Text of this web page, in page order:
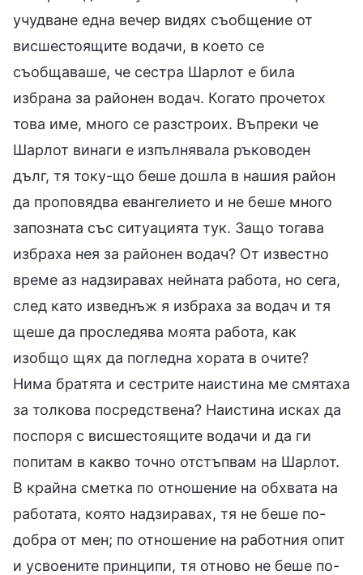
учудване една вечер видях съобщение от
висшестоящите водачи, в което се
съобщаваше, че сестра Шарлот е била
избрана за районен водач. Когато прочетох
това име, много се разстроих. Въпреки че
Шарлот винаги е изпълнявала ръководен
дълг, тя току-що беше дошла в нашия район
да проповядва евангелието и не беше много
запозната със ситуацията тук. Защо тогава
избраха нея за районен водач? От известно
време аз надзиравах нейната работа, но сега,
след като изведнъж я избраха за водач и тя
щеше да проследява моята работа, как
изобщо щях да погледна хората в очите?
Нима братята и сестрите наистина ме смятаха
за толкова посредствена? Наистина исках да
поспоря с висшестоящите водачи и да ги
попитам в какво точно отстъпвам на Шарлот.
В крайна сметка по отношение на обхвата на
работата, която надзиравах, тя не беше по-
добра от мен; по отношение на работния опит
и усвоените принципи, тя отново не беше по-